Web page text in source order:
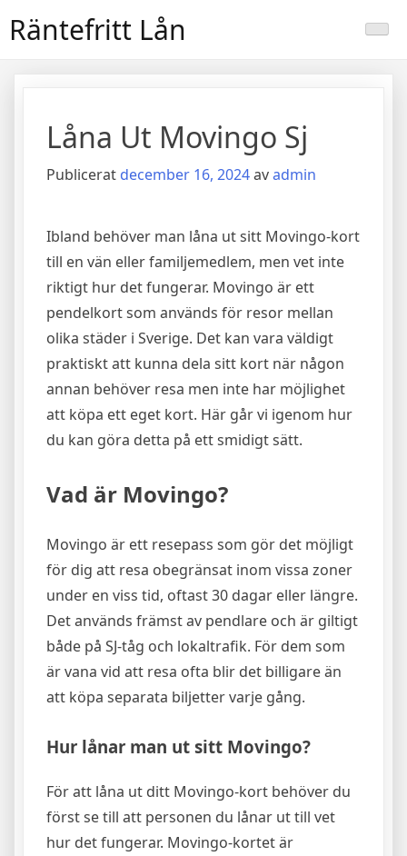
tillRäntefritt Lån
Låna Ut Movingo Sj
Publicerat december 16, 2024avadmin
Ibland behöver man låna ut sitt Movingo-kort
till en vän eller familjemedlem, men vet inte
riktigt hur det fungerar. Movingo är ett
pendelkort som används för resor mellan
olika städer i Sverige. Det kan vara väldigt
praktiskt att kunna dela sitt kort när någon
annan behöver resa men inte har möjlighet
att köpa ett eget kort. Här går vi igenom hur
du kan göra detta på ett smidigt sätt.
Vad är Movingo?
Movingo är ett resepass som gör det möjligt
för dig att resa obegränsat inom vissa zoner
under en viss tid, oftast 30 dagar eller längre.
Det används främst av pendlare och är giltigt
både på SJ-tåg och lokaltrafik. För dem som
är vana vid att resa ofta blir det billigare än
att köpa separata biljetter varje gång.
Hur lånar man ut sitt Movingo?
För att låna ut ditt Movingo-kort behöver du
först se till att personen du lånar ut till vet
hur det fungerar. Movingo-kortet är